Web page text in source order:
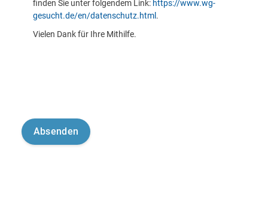
finden Sie unter folgendem Link: https://www.wg-
gesucht.de/en/datenschutz.html .
Vielen Dank für Ihre Mithilfe.